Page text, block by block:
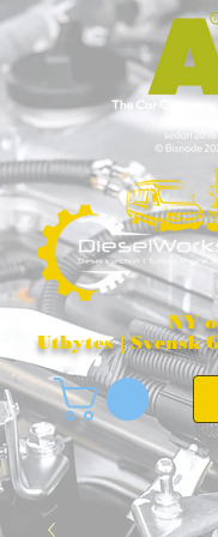
NY och
Utbytes | Svensk